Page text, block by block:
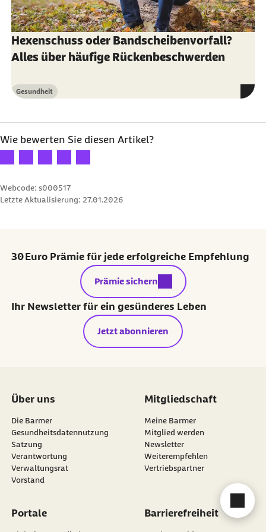
gesundheitsinformation.de (Abruf vom
26.08.2025): Wie wird ein Leistenbruch oder
ein Schenkelbruch bei Frauen behandelt?
vom 26.08.2025):Patienteninformationen
Hexenschuss oder Bandscheibenvorfall?
Alles über häufige Rückenbeschwerden
Kategorie
Gesundheit
Wie bewerten Sie diesen Artikel?
Webcode: s000517
Letzte Aktualisierung: 27.01.2026
30 Euro Prämie für jede erfolgreiche Empfehlung
externer Link:
Prämie sichern
Ihr Newsletter für ein gesünderes Leben
Jetzt abonnieren
Über uns
Die Barmer
Gesundheitsdatennutzung
Satzung
Verantwortung
Verwaltungsrat
Vorstand
Mitgliedschaft
Meine Barmer
Mitglied werden
Newsletter
externer Link:
Weiterempfehlen
Vertriebspartner
Portale Barrierefreiheit